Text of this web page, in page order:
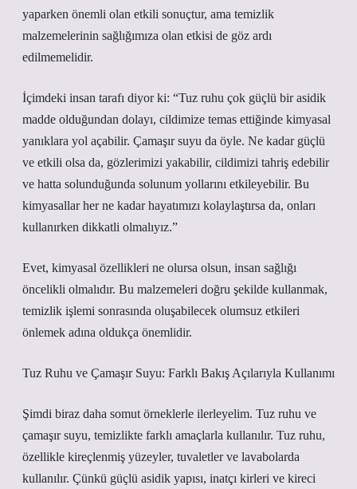
yaparken önemli olan etkili sonuçtur, ama temizlik
malzemelerinin sağlığımıza olan etkisi de göz ardı
edilmemelidir.
İçimdeki insan tarafı diyor ki: “Tuz ruhu çok güçlü bir asidik
madde olduğundan dolayı, cildimize temas ettiğinde kimyasal
yanıklara yol açabilir. Çamaşır suyu da öyle. Ne kadar güçlü
ve etkili olsa da, gözlerimizi yakabilir, cildimizi tahriş edebilir
ve hatta solunduğunda solunum yollarını etkileyebilir. Bu
kimyasallar her ne kadar hayatımızı kolaylaştırsa da, onları
kullanırken dikkatli olmalıyız.”
Evet, kimyasal özellikleri ne olursa olsun, insan sağlığı
öncelikli olmalıdır. Bu malzemeleri doğru şekilde kullanmak,
temizlik işlemi sonrasında oluşabilecek olumsuz etkileri
önlemek adına oldukça önemlidir.
Tuz Ruhu ve Çamaşır Suyu: Farklı Bakış Açılarıyla Kullanımı
Şimdi biraz daha somut örneklerle ilerleyelim. Tuz ruhu ve
çamaşır suyu, temizlikte farklı amaçlarla kullanılır. Tuz ruhu,
özellikle kireçlenmiş yüzeyler, tuvaletler ve lavabolarda
kullanılır. Çünkü güçlü asidik yapısı, inatçı kirleri ve kireci